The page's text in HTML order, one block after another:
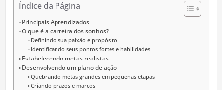
Índice da Página
Principais Aprendizados
O que é a carreira dos sonhos?
Definindo sua paixão e propósito
Identificando seus pontos fortes e habilidades
Estabelecendo metas realistas
Desenvolvendo um plano de ação
Quebrando metas grandes em pequenas etapas
Criando prazos e marcos